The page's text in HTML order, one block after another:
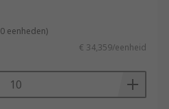
eenheden)
€ 34,359/eenheid